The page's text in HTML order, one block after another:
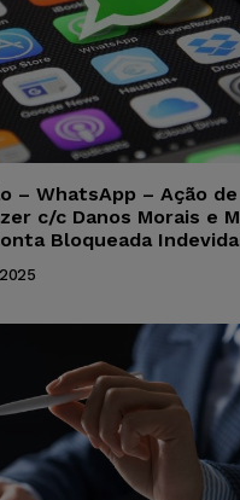
– WhatsApp – Ação de
c/c Danos Morais e
Bloqueada